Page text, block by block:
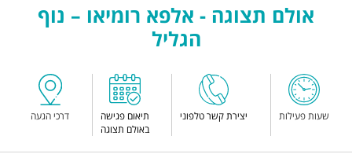
אולם תצוגה - אלפא רומיאו – נוף
הגליל
שעות פעילות יצירת קשר טלפוני
תיאום פגישה
באולם תצוגה
דרכי הגעה